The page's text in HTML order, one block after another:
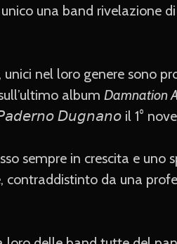
una band rivelazione
, unici nel loro genere sono
album Damnation
𝘋𝘶𝘨𝘯𝘢𝘯𝘰 il 1°
sempre in crescita e uno
contraddistinto da una